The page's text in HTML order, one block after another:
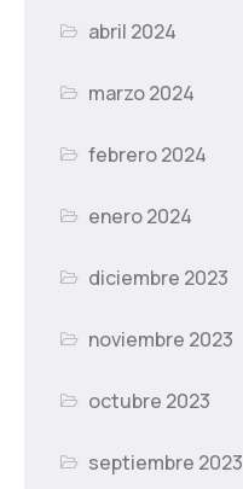
abril 2024
marzo 2024
febrero 2024
enero 2024
diciembre 2023
noviembre 2023
octubre 2023
septiembre 2023